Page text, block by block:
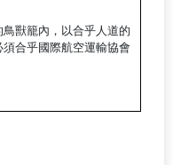
獸籠內，以合乎人道的
合乎國際航空運輸協會